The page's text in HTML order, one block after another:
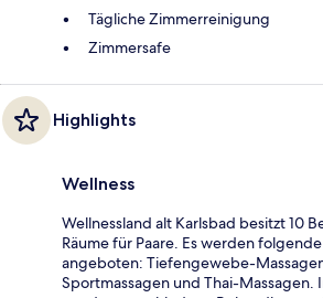
Tägliche Zimmerreinigung
Zimmersafe
Highlights
Wellness
Wellnessland alt Karlsbad besitzt 10
Räume für Paare. Es werden
angeboten: Tiefengewebe-
Sportmassagen und Thai-Massagen.